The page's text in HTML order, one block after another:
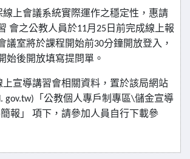
線上會議系統實際運作之穩定性，惠請
會之公教人員於11月 25 日前完成線上報
議室將於課程開始前30分鐘開放登入，
始後開放填寫提問單。
上宣導講習會相關資料，置於該局網站
gov.tw) 「公教個人專戶制專區\儲金宣導
報」
項下，請參加人員自行下載參